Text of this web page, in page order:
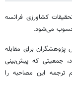
کشاورزی فرانسه
می‌شود.
برای مقابله
جمعیتی که پیش‌بینی
برسد. با هم ترجمه این مصاحبه را